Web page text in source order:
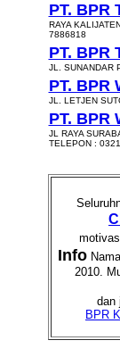
PT. BPR
RAYA
7886818
PT. BPR
JL. SUNANDAR
PT. BPR
JL. LETJEN
PT. BPR
JL RAYA
TELEPON :
Info
2010.
dan
BPR